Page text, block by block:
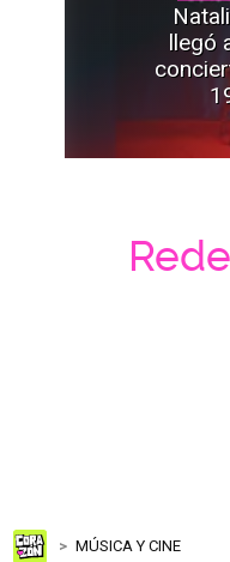
llegó
MÚSICA Y CINE